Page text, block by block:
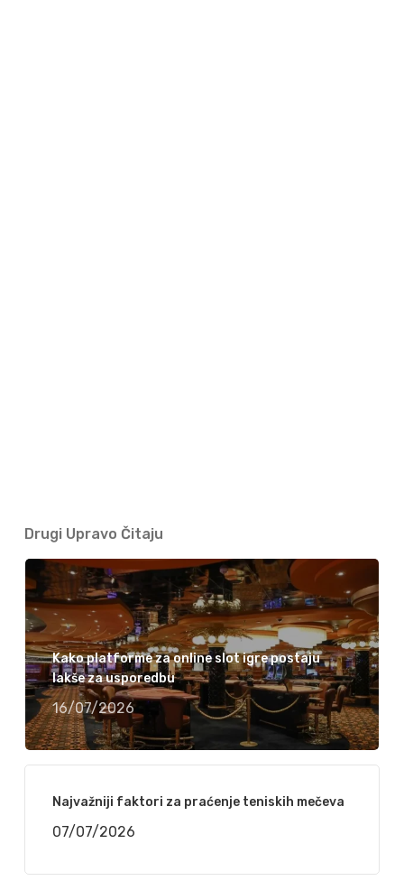
Drugi Upravo Čitaju
Kako platforme za online slot igre postaju
lakše za usporedbu
16/07/2026
Najvažniji faktori za praćenje teniskih mečeva
07/07/2026